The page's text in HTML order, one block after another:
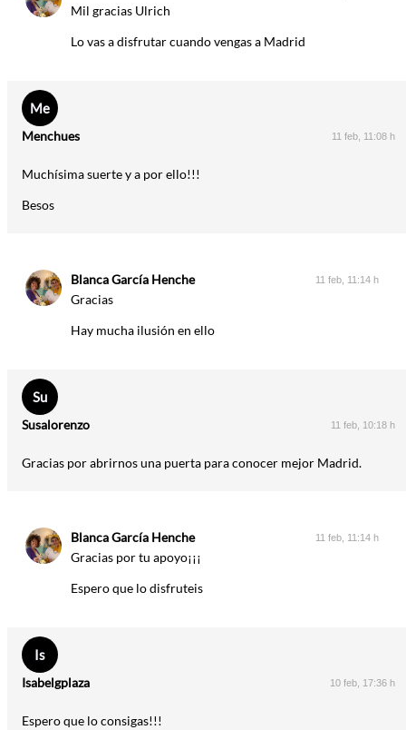
Mil gracias Ulrich
Lo vas a disfrutar cuando vengas a Madrid
Me
Menchues 11 feb, 11:08 h
Muchísima suerte y a por ello!!!
Besos
Blanca García Henche 11 feb, 11:14 h
Gracias
Hay mucha ilusión en ello
Su
Susalorenzo 11 feb, 10:18 h
Gracias por abrirnos una puerta para conocer mejor Madrid.
Blanca García Henche 11 feb, 11:14 h
Gracias por tu apoyo¡¡¡
Espero que lo disfruteis
Is
Isabelgplaza 10 feb, 17:36 h
Espero que lo consigas!!!